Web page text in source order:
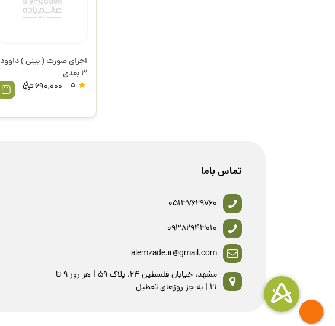
اجزای صورت ( بینی ) داوود
3 بعدی
690,000
تماس باما
05137629760
09382943010
alemzade.ir@gmail.com
مشهد، خیابان فلسطین 24، پلاک 59 | هر روز 9 تا
21 | به جز روزهای تعطیل